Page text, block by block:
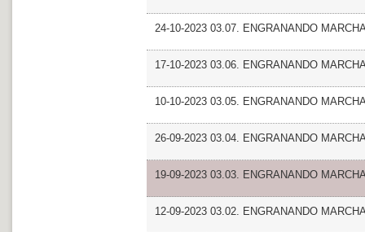
24-10-2023 03.07. ENGRANANDO
17-10-2023 03.06. ENGRANANDO
10-10-2023 03.05. ENGRANANDO
26-09-2023 03.04. ENGRANANDO
19-09-2023 03.03. ENGRANANDO
12-09-2023 03.02. ENGRANANDO